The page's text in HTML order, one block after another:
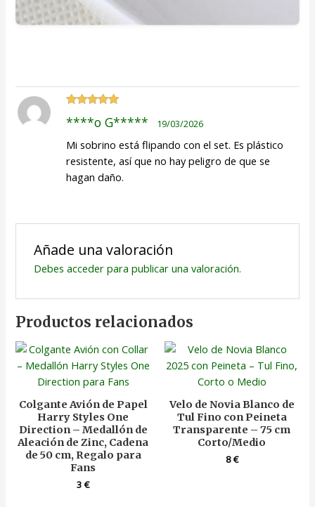
con5de 5
****o G***** 19/03/2026
Mi sobrino está flipando con el set. Es plástico
resistente, así que no hay peligro de que se
hagan daño.
Añade una valoración
Debes accederpara publicar una valoración.
Productos relacionados
Colgante Avión de Papel
Harry Styles One
Direction – Medallón de
Aleación de Zinc, Cadena
de 50 cm, Regalo para
Fans
3€
Velo de Novia Blanco de
Tul Fino con Peineta
Transparente – 75 cm
Corto/Medio
8€